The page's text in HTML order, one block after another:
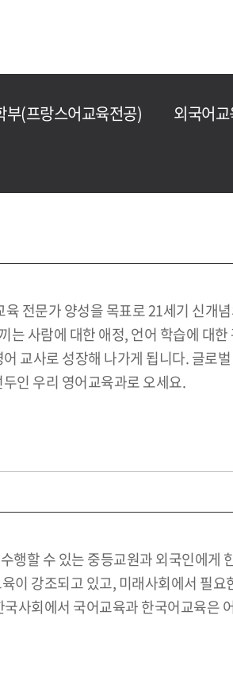
부(프랑스어교육전공) 외국어
전문가 양성을 목표로 21세기 신개
사람에 대한 애정, 언어 학습에 대
교사로 성장해 나가게 됩니다. 글로
인 우리 영어교육과로 오세요.
할 수 있는 중등교원과 외국인에
이 강조되고 있고, 미래사회에서 필
사회에서 국어교육과 한국어교육은